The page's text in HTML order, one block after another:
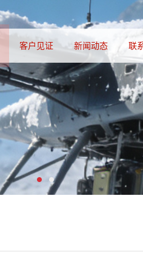
客户见证 新闻动态 联